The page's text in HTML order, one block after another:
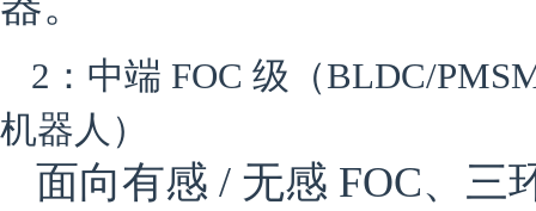
2：中端 FOC 级（BLDC/
机器人）
面向有感 / 无感 FOC、